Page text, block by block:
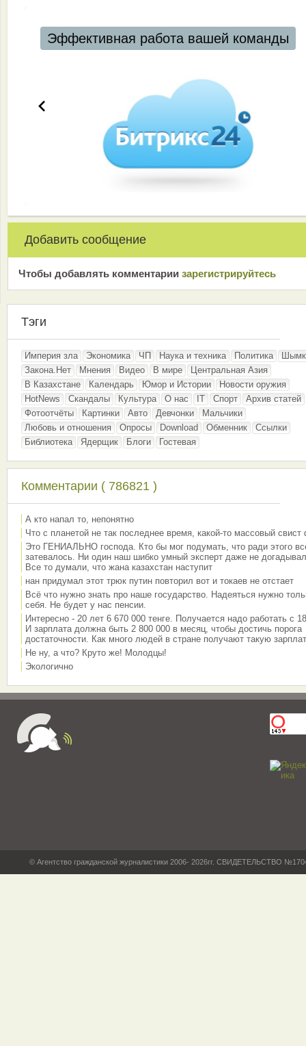
Эффективная работа вашей команды
Добавить сообщение
Чтобы добавлять комментарии зарeгиcтрирyйтeсь
Тэги
Империя зла Экономика ЧП Наука и техника Политика
Закона.Нет
Мнения Видео В мире
Центральная Азия
В Казахстане
Календарь Юмор и Истории
Новости оружия
HotNews
Скандалы Культура О нас IT Спорт
Архив статей
Фотоотчёты
Картинки Авто Девчонки
Мальчики
Любовь и отношения
Опросы Download Обменник
Ссылки
Библиотека
Ядерщик Блоги Гостевая
Комментарии ( 786821 )
А кто напал то, непонятно
Что с планетой не так последнее время, какой-то массовый свист
Это ГЕНИАЛЬНО господа. Кто бы мог подумать, что ради этого
затевалось. Ни один наш шибко умный эксперт даже не
Все то думали, что жана казахстан наступит
нан придумал этот трюк путин повторил вот и токаев не отстает
Всё что нужно знать про наше государство. Надеяться нужно
себя. Не будет у нас пенсии.
Интересно - 20 лет 6 670 000 тенге. Получается надо работать с
И зарплата должна быть 2 800 000 в месяц, чтобы достичь порога
достаточности. Как много людей в стране получают такую
Не ну, а что? Круто же! Молодцы!
Экологично
© Агентство гражданской журналистики 2006- 2026гг. СВИДЕТЕЛЬСТВО